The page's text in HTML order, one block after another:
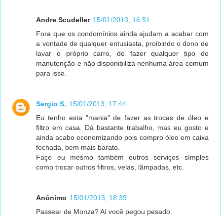
Andre Scudeller 15/01/2013, 16:51
Fora que os condomínios ainda ajudam a acabar com
a vontade de qualquer entusiasta, proibindo o dono de
lavar o próprio carro, de fazer qualquer tipo de
manutenção e não disponibiliza nenhuma área comum
para isso.
Sergio S. 15/01/2013, 17:44
Eu tenho esta "mania" de fazer as trocas de óleo e
filtro em casa. Dá bastante trabalho, mas eu gosto e
ainda acabo economizando pois compro óleo em caixa
fechada, bem mais barato.
Faço eu mesmo também outros serviços símples
como trocar outros filtros, velas, lâmpadas, etc.
Anônimo 15/01/2013, 18:39
Passear de Monza? Aí você pegou pesado.